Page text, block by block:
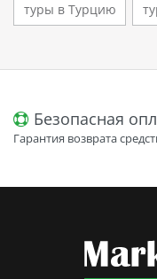
туры в Турцию
Безопасная
Гарантия возврата